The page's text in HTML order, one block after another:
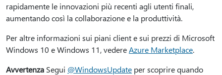
rapidamente le innovazioni più recenti agli utenti finali,
aumentando così la collaborazione e la produttività.
Per altre informazioni sui piani client e sui prezzi di Microsoft
Windows 10 e Windows 11, vedereAzure Marketplace.
Avvertenza Segui @WindowsUpdate per scoprire quando